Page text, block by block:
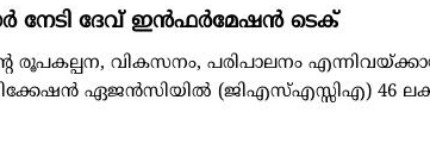
നേടി ദേവ് ഇൻഫർമേഷൻ ടെക്
വികസനം, പരിപാലനം
ഏജൻസിയിൽ (ജിഎസ്എസ്സിഎ) 46